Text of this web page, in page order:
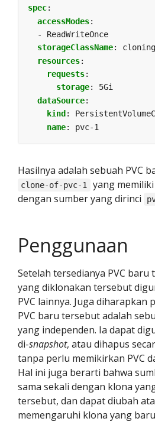
spec:
accessModes:
- ReadWriteOnce
storageClassName:
cloning
resources:
requests:
storage:
5Gi
dataSource:
kind :
name: pvc-1
Hasilnya adalah sebuah PVC
clone-of-pvc-1
yang
dengan sumber yang dirinci
Penggunaan
Setelah tersedianya PVC baru
yang diklonakan tersebut
PVC lainnya. Juga diharapkan
PVC baru tersebut adalah
yang independen. Ia dapat
di-snapshot, atau dihapus
tanpa perlu memikirkan PVC
Hal ini juga berarti bahwa
sama sekali dengan klona
tersebut, dan dapat diubah
memengaruhi klona yang